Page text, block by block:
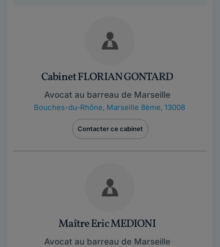
Cabinet FLORIAN GONTARD
Avocat au barreau de Marseille
Bouches-du-Rhône, Marseille 8ème, 13008
Contacter ce cabinet
Maître Eric MEDIONI
Avocat au barreau de Marseille